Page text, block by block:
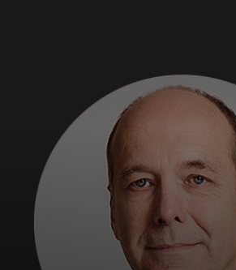
Pro svět
Pro inovátory
Novinky a trendy